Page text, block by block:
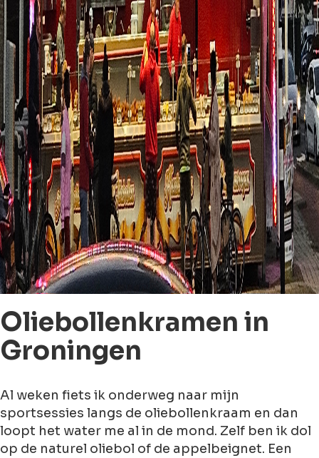
Oliebollenkramen in
Groningen
Al weken fiets ik onderweg naar mijn
sportsessies langs de oliebollenkraam en dan
loopt het water me al in de mond. Zelf ben ik dol
op de naturel oliebol of de appelbeignet. Een